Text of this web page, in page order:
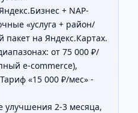
+ NAP-
«услуга + район/
пакет на Яндекс.Картах.
от 75 000 ₽/
e-commerce),
«15 000 ₽/мес» -
улучшения 2-3 месяца,